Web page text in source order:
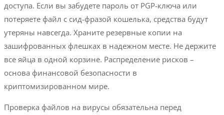
доступа. Если вы забудете пароль от PGP-ключа или
потеряете файл с сид-фразой кошелька, средства будут
утеряны навсегда. Храните резервные копии на
зашифрованных флешках в надежном месте. Не держите
все яйца в одной корзине. Распределение рисков –
основа финансовой безопасности в
криптомизированном мире.
Проверка файлов на вирусы обязательна перед